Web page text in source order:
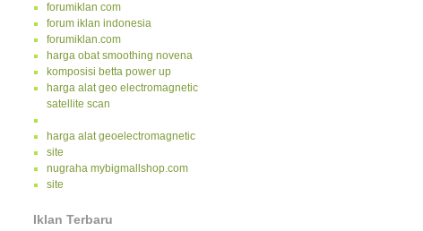
forumiklan com
forum iklan indonesia
forumiklan.com
harga obat smoothing novena
komposisi betta power up
harga alat geo electromagnetic
satellite scan
harga alat geoelectromagnetic
site
nugraha mybigmallshop.com
site
Iklan Terbaru